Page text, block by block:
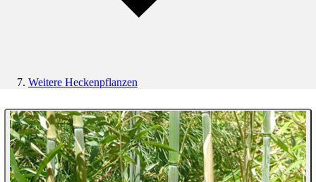
Weitere Heckenpflanzen